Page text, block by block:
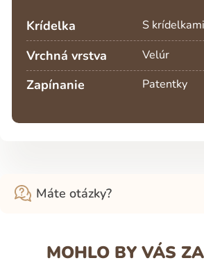
Krídelka S krídelkami
Vrchná vrstva Velúr
Zapínanie Patentky
Máte otázky?
MOHLO BY VÁS